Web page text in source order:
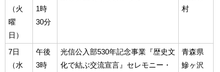
（火
曜
日）
1時
30分
村
7日
（水
午後
3時
光信公入部530年記念事業『歴史文
化で結ぶ交流宣言』セレモニー・
青森県
鰺ヶ沢